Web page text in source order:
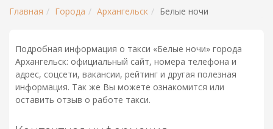
Главная Города Архангельск Белые ночи
Подробная информация о такси «Белые ночи» города
Архангельск: официальный сайт, номера телефона и
адрес, соцсети, вакансии, рейтинг и другая полезная
информация. Так же Вы можете ознакомится или
оставить отзыв о работе такси.